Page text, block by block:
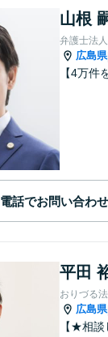
山根
弁護士法
広島県
【4万
電話でお問い合わせ
平田
おりづる
広島県
【★相